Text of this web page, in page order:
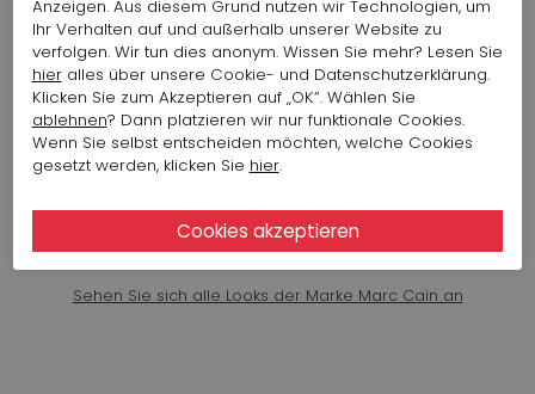
207,90 $
KENNEL & SCHMENGER SNEAKER 100
340100-0010-0590
Artikelnummer : 15816-1049
Farbe: Creme Weiß
Sehen Sie sich alle Looks der Marke Marc Cain an
Anzeigen. Aus diesem Grund nutzen wir Technologien, um
Ihr Verhalten auf und außerhalb unserer Website zu
verfolgen. Wir tun dies anonym. Wissen Sie mehr? Lesen Sie
hieralles über unsere Cookie- und Datenschutzerklärung.
Klicken Sie zum Akzeptieren auf „OK“. Wählen Sie
ablehnen? Dann platzieren wir nur funktionale Cookies.
Wenn Sie selbst entscheiden möchten, welche Cookies
gesetzt werden, klicken Sie hier.